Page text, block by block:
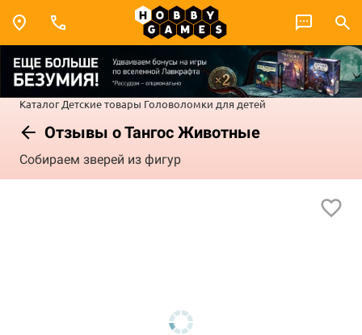
Каталог Детские товары Головоломки для детей
Отзывы о Тангос Животные
Собираем зверей из фигур